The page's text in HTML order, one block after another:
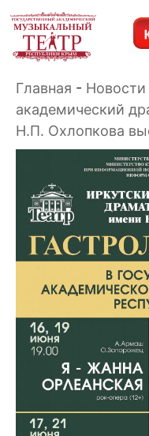
Главная - Новости
академический
Н.П. Охлопкова